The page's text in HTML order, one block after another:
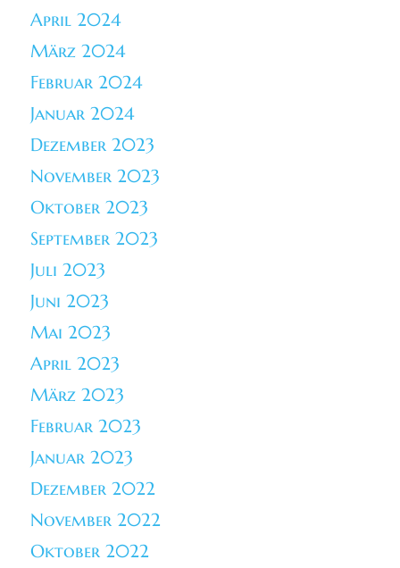
April 2024
März 2024
Februar 2024
Januar 2024
Dezember 2023
November 2023
Oktober 2023
September 2023
Juli 2023
Juni 2023
Mai 2023
April 2023
März 2023
Februar 2023
Januar 2023
Dezember 2022
November 2022
Oktober 2022